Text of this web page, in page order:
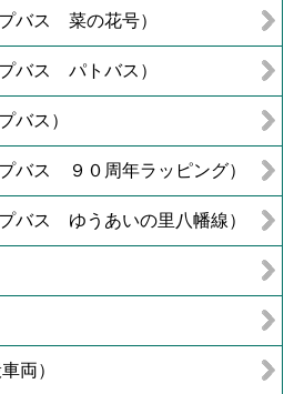
バス 菜の花号）
バス パトバス）
バス）
バス ９０周年ラッピング）
バス ゆうあいの里八幡線）
両）